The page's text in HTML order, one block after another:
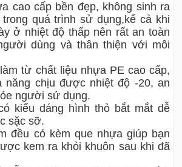
cao cấp bền đẹp, không sinh ra
quá trình sử dụng,kể cả khi
ở nhiệt độ thấp nên rất an toàn
dùng và thân thiện với môi
từ chất liệu nhựa PE cao cấp,
năng chịu được nhiệt độ -20, an
người sử dụng.
kiểu dáng hình thỏ bắt mắt dễ
sặc sỡ.
đều có kèm que nhựa giúp bạn
kem ra khỏi khuôn sau khi đã